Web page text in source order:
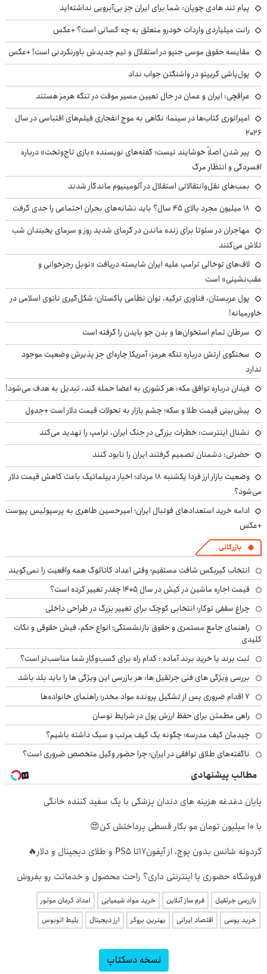
پیام تند هادی چوپان: شما برای ایران جز بی‌آبرویی نداشته‌اید
رانت میلیاردی واردات خودرو متعلق به چه کسانی است؟ +عکس
مقایسه حقوق موسی جنپو در استقلال و تیم جدیدش باورنکردنی است! +عکس
پول‌پاشی کریپتو در واشنگتن جواب نداد
عراقچی: ایران و عمان در حال تعیین مسیر موقت در تنگه هرمز هستند
امپراتوری کتاب‌ها در سینما؛ نگاهی به موج انفجاری فیلم‌های اقتباسی در سال
۲۰۲۶
پیر شدن اصلاً خوشایند نیست؛ گفته‌های نویسنده «بازی تاج‌وتخت» درباره
افسردگی و انتظار مرگ
بمب‌های نقل‌وانتقالاتی استقلال در آلومینیوم ماندگار شدند
۱۸ میلیون مجرد بالای ۴۵ سال؟ باید نشانه‌های بحران اجتماعی را جدی گرفت
مهاجران در سئوتا برای زنده ماندن در گرمای شدید روز و سرمای یخبندان شب
تلاش می‌کنند
لاف‌های توخالی ترامپ علیه ایران شایسته دریافت «نوبل رجزخوانی و
عقب‌نشینی» است
پول عربستان، فناوری ترکیه، توان نظامی پاکستان؛ شکل‌گیری ناتوی اسلامی در
خاورمیانه!
سرطان تمام استخوان‌ها و بدن جو بایدن را گرفته است
سخنگوی ارتش درباره تنگه هرمز: آمریکا چاره‌ای جز پذیرش وضعیت موجود
ندارد
فیدان درباره توافق مکه: هر کشوری به اعضا حمله کند، تبدیل به هدف می‌شود!
پیش‌بینی قیمت طلا و سکه؛ چشم بازار به تحولات قیمت دلار است +جدول
نشنال اینترست: خطرات بزرگی در جنگ ایران، ترامپ را تهدید می‌کند
حضرتی: دشمنان تصمیم گرفتند ایران را نابود کنند
وضعیت بازار ارز فردا یکشنبه ۱۸ مرداد؛ اخبار دیپلماتیک باعث کاهش قیمت دلار
می‌شود؟
ادامه خرید استعدادهای فوتبال ایران؛ امیرحسین طاهری به پرسپولیس پیوست
+عکس
بازرگانی
انتخاب گیربکس شافت مستقیم؛ وقتی اعداد کاتالوگ همه واقعیت را نمی‌گویند
قیمت اجاره ماشین در کیش در سال ۱۴۰۵ چقدر تغییر کرده است؟
چراغ سقفی توکار؛ انتخابی کوچک برای تغییر بزرگ در طراحی داخلی
راهنمای جامع مستمری و حقوق بازنشستگی؛ انواع حکم، فیش حقوقی و نکات
کلیدی
ثبت برند یا خرید برند آماده : کدام راه برای کسب‌وکار شما مناسب‌تر است؟
بررسی ویژگی های فنی جرثقیل ها: هر بازرسی این ویژگی ها را باید بلد باشد
۷ اقدام ضروری پس از تشکیل پرونده مواد مخدر؛ راهنمای خانواده‌ها
راهی مطمئن برای حفظ ارزش پول در شرایط نوسان
چیدمان کیف مدرسه؛ چگونه یک کیف مرتب و سبک داشته باشیم؟
ناگفته‌های طلاق توافقی در ایران؛ چرا حضور وکیل متخصص ضروری است؟
مطالب پیشنهادی
پایان دغدغه هزینه های دندان پزشکی با پک سفید کننده خانگی
با 10 میلیون تومان مو بکار قسطی پرداختش کن😍
گردونه شانس بدون پوچ، از آیفون17تا PS5 و طلای دیجیتال و دلار🔥
فروشگاه حضوری یا اینترنتی داری؟ راحت محصول و خدماتت رو بفروش
بازرسی جرثقیل فرم ساز آنلاین خرید مواد شیمیایی
امداد کرمان موتور
خرید یوسی
اقتصاد ایرانی بهترین بروکر ارز دیجیتال بلیط اتوبوس
نسخه دسکتاپ